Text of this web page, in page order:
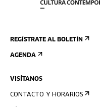
REGÍSTRATE AL BOLETÍN
AGENDA
VISÍTANOS
CONTACTO Y HORARIOS